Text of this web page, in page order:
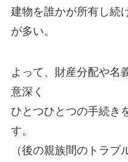
建物を誰かが所有し続
が多い。
よって、財産分配や名
意深く
ひとつひとつの手続き
す。
（後の親族間のトラブ